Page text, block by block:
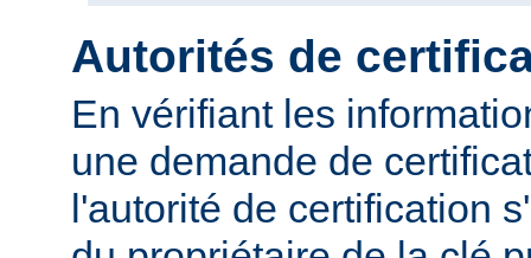
Autorités de
En vérifiant les
une demande de
l'autorité de certification